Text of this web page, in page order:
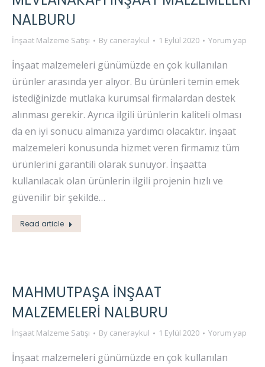
NALBURU
İnşaat Malzeme Satışı By caneraykul 1 Eylül 2020 Yorum yap
İnşaat malzemeleri günümüzde en çok kullanılan
ürünler arasında yer alıyor. Bu ürünleri temin emek
istediğinizde mutlaka kurumsal firmalardan destek
alınması gerekir. Ayrıca ilgili ürünlerin kaliteli olması
da en iyi sonucu almanıza yardımcı olacaktır. inşaat
malzemeleri konusunda hizmet veren firmamız tüm
ürünlerini garantili olarak sunuyor. İnşaatta
kullanılacak olan ürünlerin ilgili projenin hızlı ve
güvenilir bir şekilde…
Read article
MAHMUTPAŞA İNŞAAT
MALZEMELERI NALBURU
İnşaat Malzeme Satışı By caneraykul 1 Eylül 2020 Yorum yap
İnşaat malzemeleri günümüzde en çok kullanılan